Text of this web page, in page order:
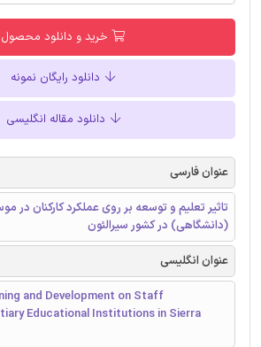
خرید و دانلود محصول
دانلود رایگان نمونه
دانلود مقاله انگلیسی
عنوان فارسی
تاثیر تعلیم و توسعه بر روی عملکرد کارکنان در
(دانشگاهی) در کشور سیرالئون
عنوان انگلیسی
and Development on Staff
Educational Institutions in Sierra